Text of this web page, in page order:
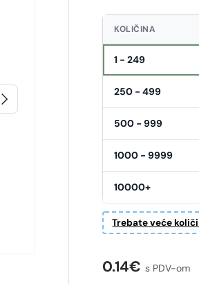
Sljedeći
KOLIČINA
1 - 249
250 - 499
500 - 999
1000 - 9999
10000+
Trebate veće
Redovna
0.14€ s PDV-om